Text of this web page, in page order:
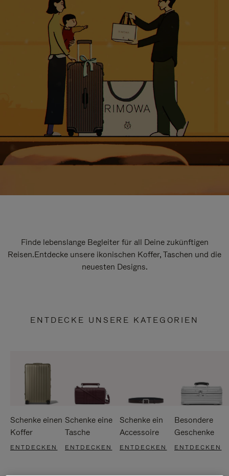
Finde lebenslange Begleiter für all Deine zukünftigen
Reisen.Entdecke unsere ikonischen Koffer, Taschen und die
neuesten Designs.
ENTDECKE UNSERE KATEGORIEN
Schenke einen
Koffer
ENTDECKEN
Schenke eine
Tasche
ENTDECKEN
Schenke ein
Accessoire
ENTDECKEN
Besondere
Geschenke
ENTDECKEN